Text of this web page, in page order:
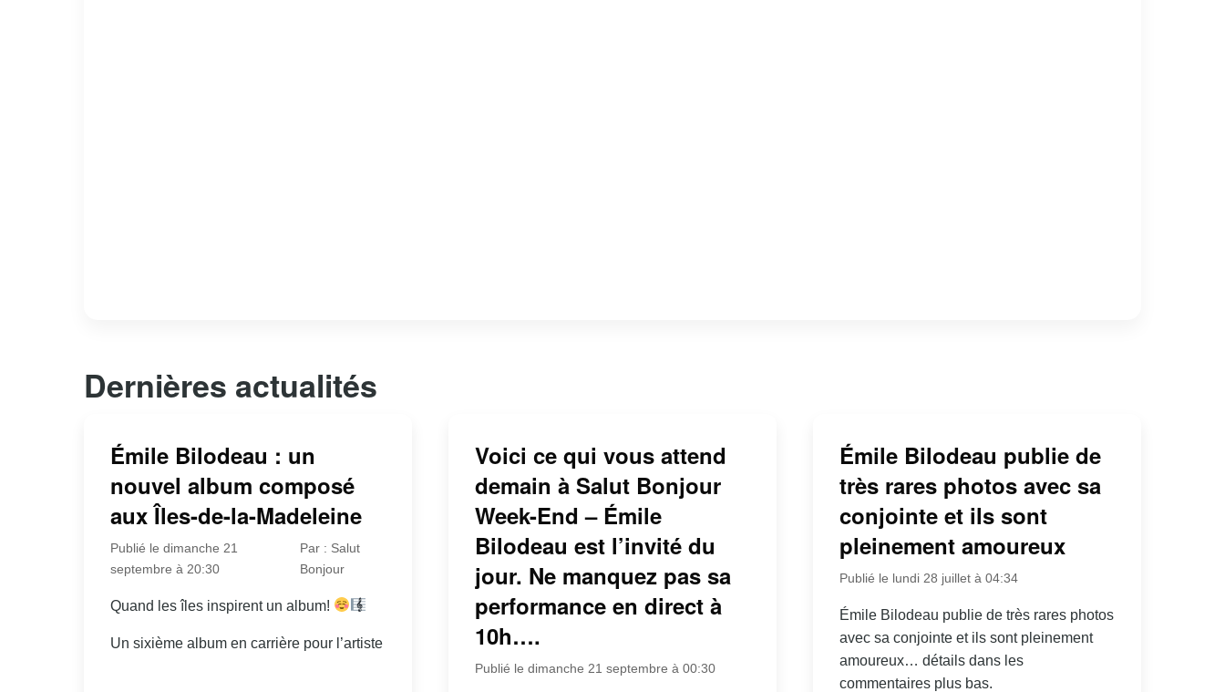
Dernières actualités
Émile Bilodeau : un
nouvel album composé
aux Îles-de-la-Madeleine
Publié le dimanche 21
septembre à 20:30
Par : Salut
Bonjour
Quand les îles inspirent un album!
Un sixième album en carrière pour l’artiste
Voici ce qui vous attend
demain à Salut Bonjour
Week-End – Émile
Bilodeau est l’invité du
jour. Ne manquez pas sa
performance en direct à
10h….
Publié le dimanche 21 septembre à 00:30
Émile Bilodeau publie de
très rares photos avec sa
conjointe et ils sont
pleinement amoureux
Publié le lundi 28 juillet à 04:34
Émile Bilodeau publie de très rares photos
avec sa conjointe et ils sont pleinement
amoureux… détails dans les
commentaires plus bas.